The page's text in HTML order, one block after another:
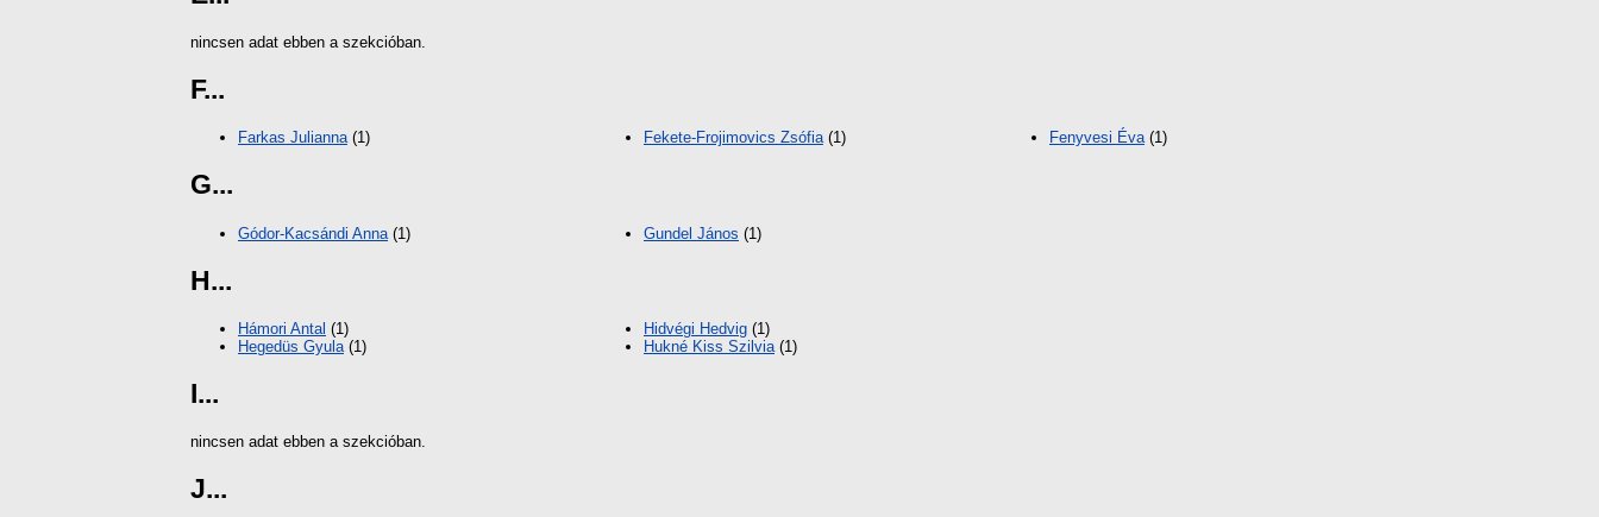
nincsen adat ebben a szekcióban.
F...
Farkas Julianna(1) Fekete-Frojimovics Zsófia(1) Fenyvesi Éva(1)
G...
Gódor-Kacsándi Anna (1) Gundel János (1)
H...
Hámori Antal (1)
Hegedüs Gyula (1)
Hidvégi Hedvig (1)
Hukné Kiss Szilvia (1)
I...
nincsen adat ebben a szekcióban.
J...